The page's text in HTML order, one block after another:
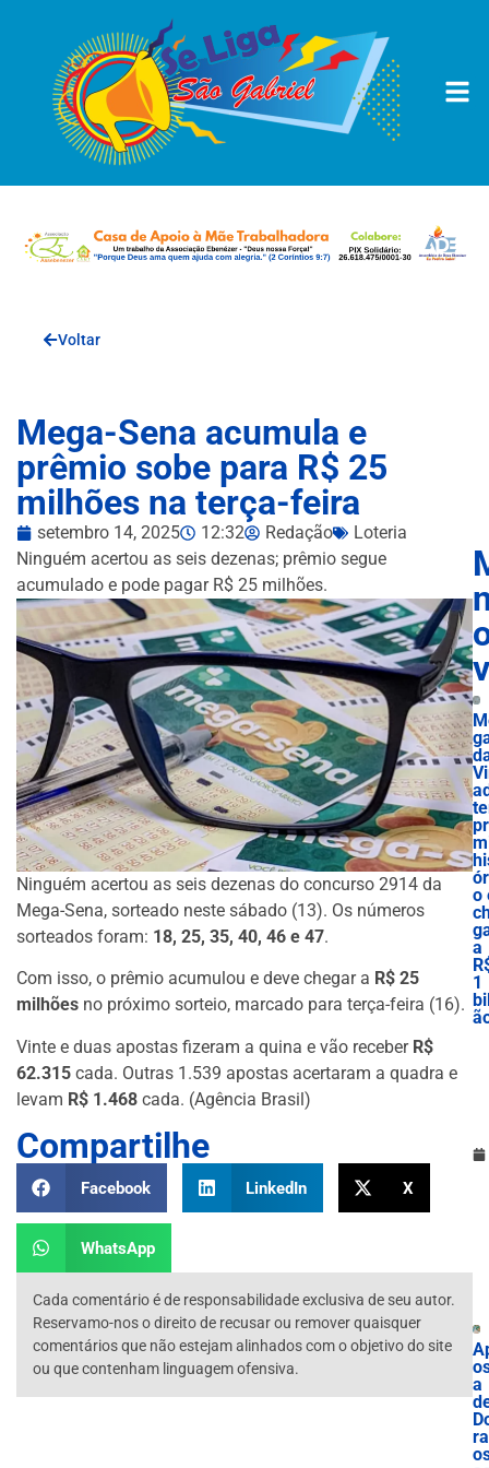
Voltar
Mega-Sena acumula e
prêmio sobe para R$ 25
milhões na terça-feira
setembro 14, 2025 12:32 Redação
Loteria
Ninguém acertou as seis dezenas; prêmio segue
acumulado e pode pagar R$ 25 milhões.
Ninguém acertou as seis dezenas do concurso 2914 da
Mega-Sena, sorteado neste sábado (13). Os números
sorteados foram: 18, 25, 35, 40, 46 e 47.
Com isso, o prêmio acumulou e deve chegar a R$ 25
milhões no próximo sorteio, marcado para terça-feira (16).
Vinte e duas apostas fizeram a quina e vão receber R$
62.315 cada. Outras 1.539 apostas acertaram a quadra e
levam R$ 1.468 cada. (Agência Brasil)
Compartilhe
Facebook LinkedIn X
WhatsApp
Cada comentário é de responsabilidade exclusiva de seu autor.
Reservamo-nos o direito de recusar ou remover quaisquer
comentários que não estejam alinhados com o objetivo do site
ou que contenham linguagem ofensiva.
o
a
1
a